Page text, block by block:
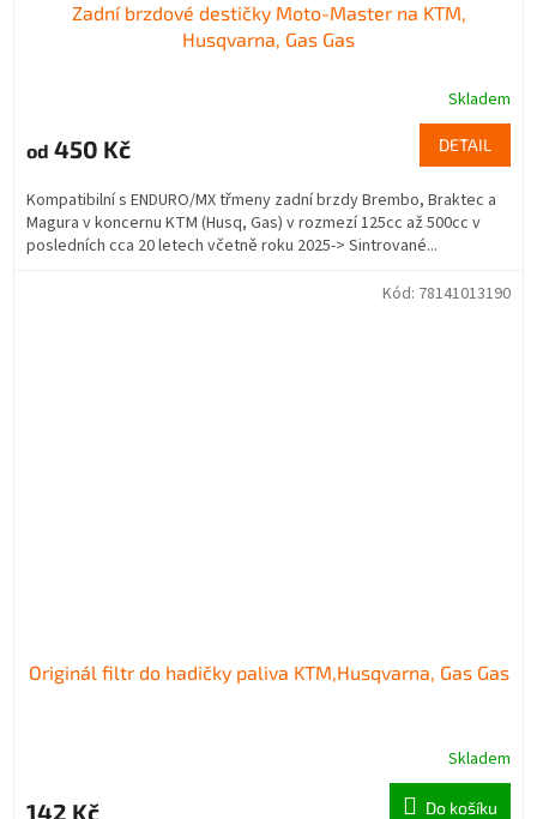
Zadní brzdové destičky Moto-Master na KTM,
Husqvarna, Gas Gas
Skladem
od 450 Kč DETAIL
Kompatibilní s ENDURO/MX třmeny zadní brzdy Brembo, Braktec a
Magura v koncernu KTM (Husq, Gas) v rozmezí 125cc až 500cc v
posledních cca 20 letech včetně roku 2025-> Sintrované...
Originál filtr do hadičky paliva KTM,Husqvarna, Gas Gas
Skladem
142 Kč Do košíku
Kód: 78141013190